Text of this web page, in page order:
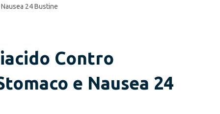
24 Bustine
Contro
e Nausea 24